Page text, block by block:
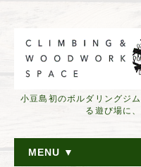
小豆島初のボルダリングジ
る遊び場に
MENU ▼